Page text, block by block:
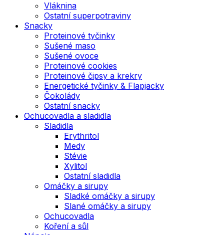
Vláknina
Ostatní superpotraviny
Snacky
Proteinové tyčinky
Sušené maso
Sušené ovoce
Proteinové cookies
Proteinové čipsy a krekry
Energetické tyčinky & Flapjacky
Čokolády
Ostatní snacky
Ochucovadla a sladidla
Sladidla
Erythritol
Medy
Stévie
Xylitol
Ostatní sladidla
Omáčky a sirupy
Sladké omáčky a sirupy
Slané omáčky a sirupy
Ochucovadla
Koření a sůl